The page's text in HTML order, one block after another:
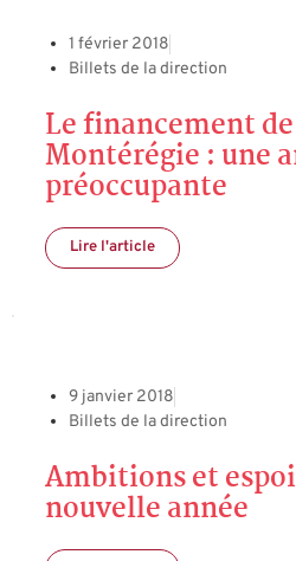
1 février 2018
Billets de la direction
Le financement
Montérégie : une
préoccupante
Lire l'article
9 janvier 2018
Billets de la direction
Ambitions et
nouvelle année